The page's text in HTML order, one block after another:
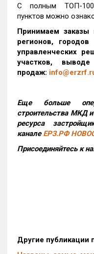
С полным ТОП-100
пунктов можно
Принимаем заказы
регионов,
управленческих
участков,
продаж:
Еще больше
строительства МКД и
ресурса
канале ЕРЗ.РФ
Присоединяйтесь к
Другие публикации